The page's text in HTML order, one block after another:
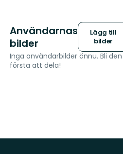
Användarnas
bilder
Lägg till
bilder
Inga användarbilder ännu. Bli den
första att dela!